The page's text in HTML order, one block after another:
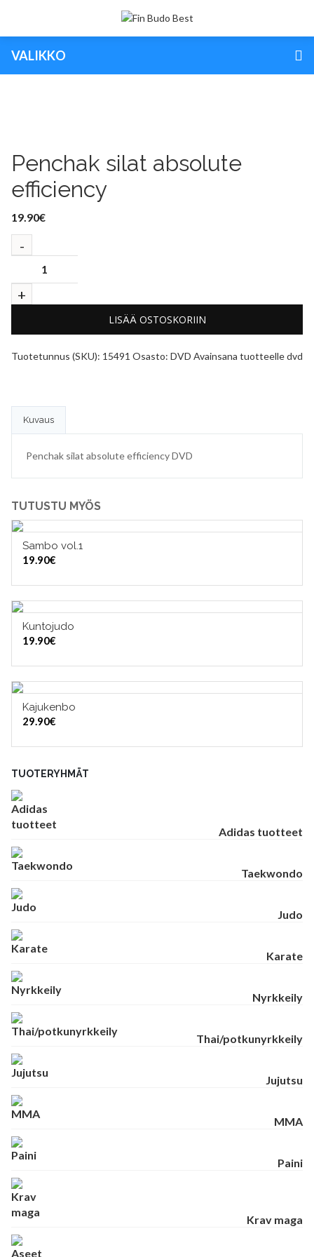
VALIKKO
Penchak silat absolute
efficiency
19.90€
LISÄÄ OSTOSKORIIN
Tuotetunnus (SKU): 15491 Osasto: DVD Avainsana tuotteelledvd
Kuvaus
Penchak silat absolute efficiency DVD
TUTUSTU MYÖS
Sambo vol.1
19.90€
Kuntojudo
19.90€
Kajukenbo
29.90€
TUOTERYHMÄT
Adidas tuotteet
Taekwondo
Judo
Karate
Nyrkkeily
Thai/potkunyrkkeily
Jujutsu
MMA
Paini
Krav maga